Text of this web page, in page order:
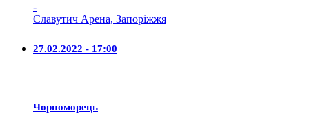
-
Славутич Арена, Запоріжжя
27.02.2022 - 17:00
Чорноморець